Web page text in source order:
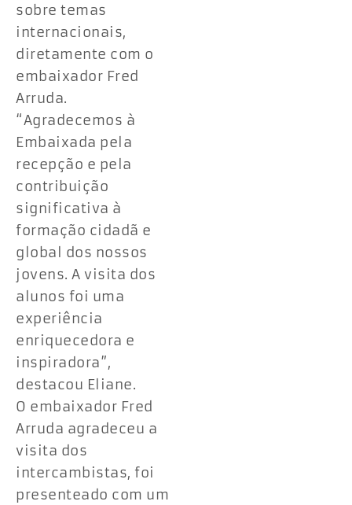
sobre temas
internacionais,
diretamente com o
embaixador Fred
Arruda.
“Agradecemos à
Embaixada pela
recepção e pela
contribuição
significativa à
formação cidadã e
global dos nossos
jovens. A visita dos
alunos foi uma
experiência
enriquecedora e
inspiradora”,
destacou Eliane.
O embaixador Fred
Arruda agradeceu a
visita dos
intercambistas, foi
presenteado com um